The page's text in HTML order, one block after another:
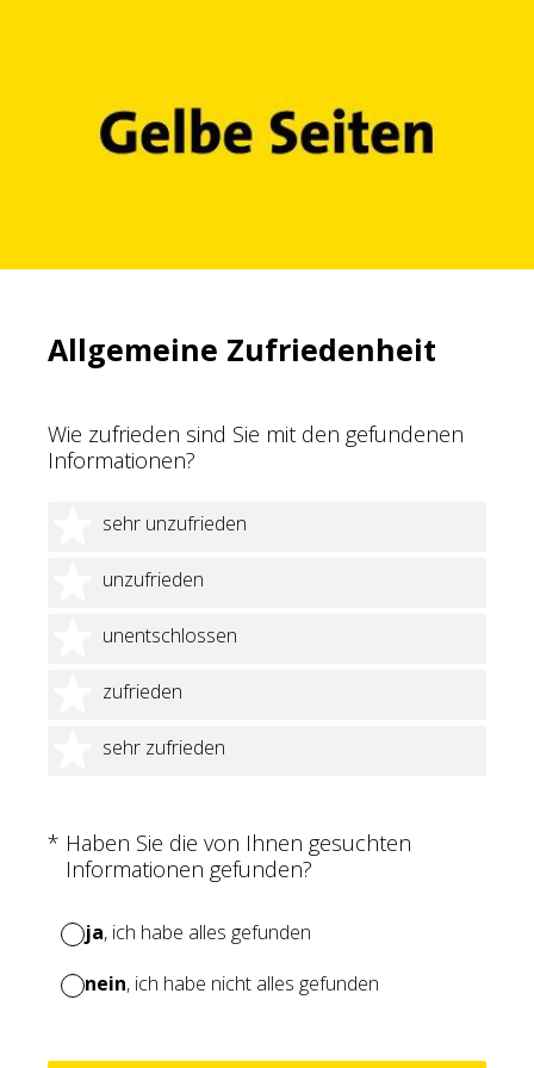
Allgemeine Zufriedenheit
Wie zufrieden sind Sie mit den gefundenen
Informationen?
sehr unzufrieden
1 Stern
unzufrieden
2 Sterne
unentschlossen
3 Sterne
zufrieden
4 Sterne
sehr zufrieden
5 Sterne
* Haben Sie die von Ihnen gesuchten
Informationen gefunden?
(Erforderlich.)
ja, ich habe alles gefunden
nein, ich habe nicht alles gefunden